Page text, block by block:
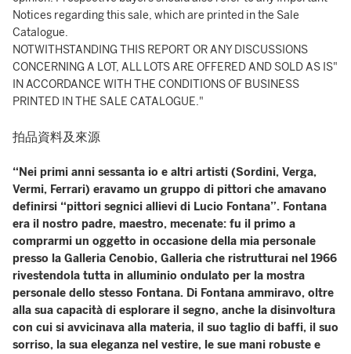
Notices regarding this sale, which are printed in the Sale
Catalogue.
NOTWITHSTANDING THIS REPORT OR ANY DISCUSSIONS
CONCERNING A LOT, ALL LOTS ARE OFFERED AND SOLD AS IS"
IN ACCORDANCE WITH THE CONDITIONS OF BUSINESS
PRINTED IN THE SALE CATALOGUE."
拍品資料及來源
“Nei primi anni sessanta io e altri artisti (Sordini, Verga,
Vermi, Ferrari) eravamo un gruppo di pittori che amavano
definirsi “pittori segnici allievi di Lucio Fontana”. Fontana
era il nostro padre, maestro, mecenate: fu il primo a
comprarmi un oggetto in occasione della mia personale
presso la Galleria Cenobio, Galleria che ristrutturai nel 1966
rivestendola tutta in alluminio ondulato per la mostra
personale dello stesso Fontana. Di Fontana ammiravo, oltre
alla sua capacità di esplorare il segno, anche la disinvoltura
con cui si avvicinava alla materia, il suo taglio di baffi, il suo
sorriso, la sua eleganza nel vestire, le sue mani robuste e